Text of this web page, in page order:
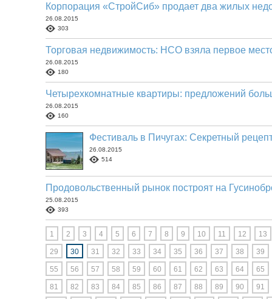
Корпорация «СтройСиб» продает два жилых
26.08.2015
303
Торговая недвижимость: НСО взяла первое
26.08.2015
180
Четырехкомнатные квартиры: предложений
26.08.2015
160
Фестиваль в Пичугах: Секретный
26.08.2015
514
Продовольственный рынок построят на
25.08.2015
393
1 2 3 4 5 6 7 8 9 10 11 12 13
29 30 31 32 33 34 35 36 37 38 39
55 56 57 58 59 60 61 62 63 64 65
81 82 83 84 85 86 87 88 89 90 91